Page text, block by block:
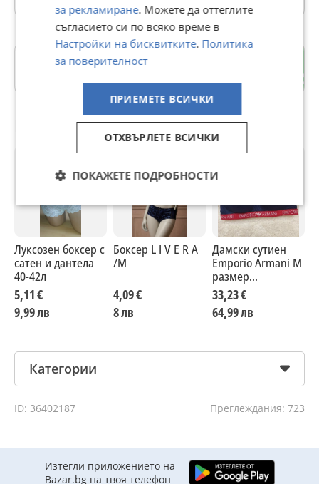
Красна поляна 2
Препоръчани за теб
Луксозен боксер с
сатен и дантела
40-42л
5,11 €
9,99 лв
Боксер L I V E R A
/M
4,09 €
8 лв
Дамски сутиен
Emporio Armani M
размер
оригинален
33,23 €
64,99 лв
Категории
ID: 36402187 Преглеждания: 723
Изтегли приложението на
Bazar.bg на твоя телефон
за рекламиране. Можете да оттеглите
съгласието си по всяко време в
Настройки на бисквитките. Политика
за поверителност
ПРИЕМЕТЕ ВСИЧКИ
ОТХВЪРЛЕТЕ ВСИЧКИ
ПОКАЖЕТЕ ПОДРОБНОСТИ